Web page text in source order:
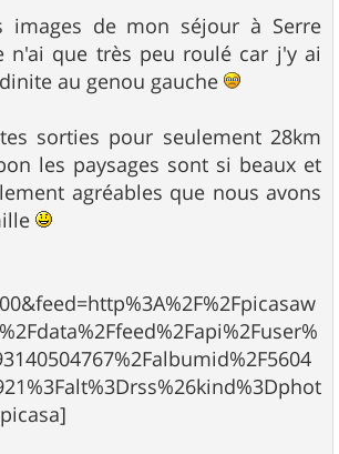
images de mon séjour à Serre
n'ai que très peu roulé car j'y ai
au genou gauche
sorties pour seulement 28km
les paysages sont si beaux et
agréables que nous avons